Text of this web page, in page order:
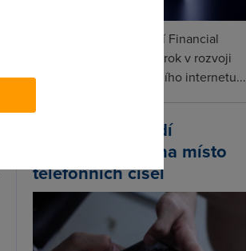
SpaceX podle informací Financial
Times připravuje další krok v rozvoji
Starlinku. Vedle satelitního internetu...
WhatsApp zavádí
uživatelská jména místo
telefonních čísel